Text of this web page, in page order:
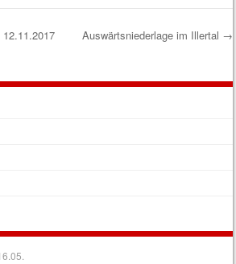
Auswärtsniederlage im Illertal →